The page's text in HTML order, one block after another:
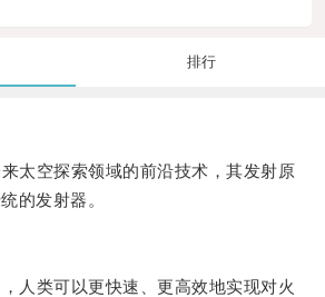
排行
空探索领域的前沿技术，其发射原
的发射器。
类可以更快速、更高效地实现对火